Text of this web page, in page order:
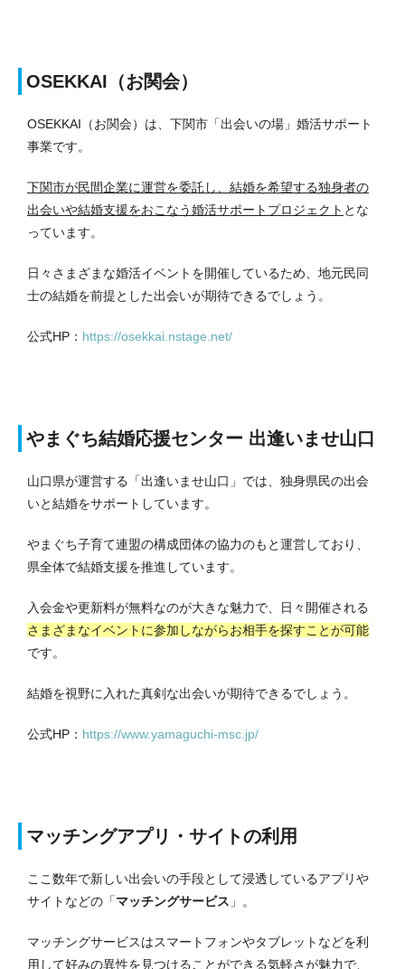
OSEKKAI（お関会）
OSEKKAI（お関会）は、下関市「出会いの場」婚活サポート
事業です。
下関市が民間企業に運営を委託し、結婚を希望する独身者の
出会いや結婚支援をおこなう婚活サポートプロジェクト とな
っています。
日々さまざまな婚活イベントを開催しているため、地元民同
士の結婚を前提とした出会いが期待できるでしょう。
公式HP： https://osekkai.nstage.net/
やまぐち結婚応援センター 出逢いませ山口
山口県が運営する「出逢いませ山口」では、独身県民の出会
いと結婚をサポートしています。
やまぐち子育て連盟の構成団体の協力のもと運営しており、
県全体で結婚支援を推進しています。
入会金や更新料が無料なのが大きな魅力で、日々開催される
さまざまなイベントに参加しながらお相手を探すことが可能
です。
結婚を視野に入れた真剣な出会いが期待できるでしょう。
公式HP： https://www.yamaguchi-msc.jp/
マッチングアプリ・サイトの利用
ここ数年で新しい出会いの手段として浸透しているアプリや
サイトなどの「マッチングサービス 」。
マッチングサービスはスマートフォンやタブレットなどを利
用して好みの異性を見つけることができる気軽さが魅力で、